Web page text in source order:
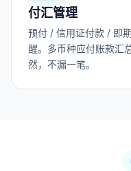
付汇管理
预付 / 信用证付款 / 即
醒。多币种应付账款汇
然，不漏一笔。